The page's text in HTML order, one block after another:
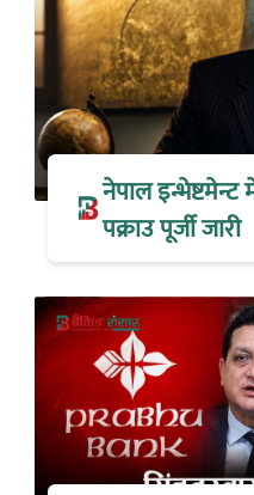
नेपाल
पक्राउ पूर्जी जारी